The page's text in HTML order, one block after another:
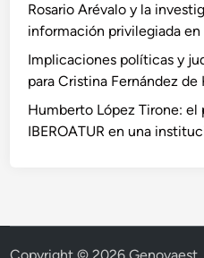
Rosario Arévalo y la
información privilegiada en
Implicaciones políticas y
para Cristina Fernández de
Humberto López Tirone: el
IBEROATUR en una